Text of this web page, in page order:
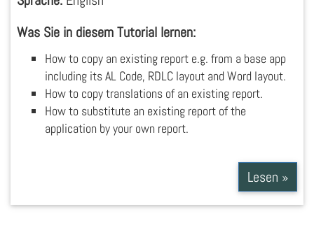
Was Sie in diesem Tutorial lernen:
How to copy an existing report e.g. from a base app
including its AL Code, RDLC layout and Word layout.
How to copy translations of an existing report.
How to substitute an existing report of the
application by your own report.
Lesen »